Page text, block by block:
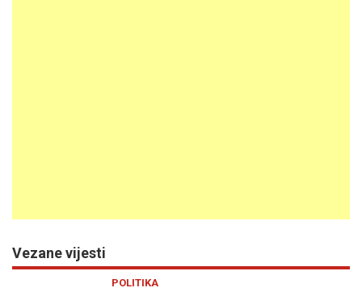
Vezane vijesti